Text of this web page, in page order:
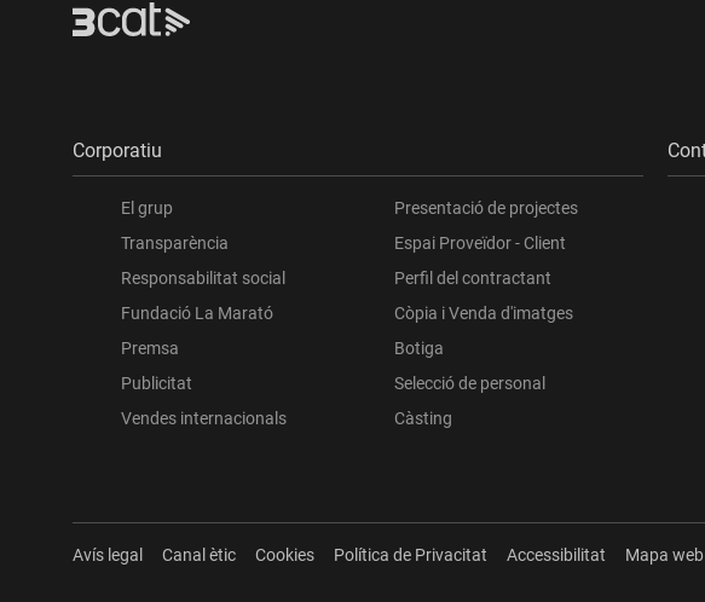
Corporatiu
El grup
Transparència
Responsabilitat social
Fundació La Marató
Premsa
Publicitat
Vendes internacionals
Presentació de projectes
Espai Proveïdor - Client
Perfil del contractant
Còpia i Venda d'imatges
Botiga
Selecció de personal
Càsting
Avís legal Canal ètic Cookies Política de Privacitat Accessibilitat Mapa web